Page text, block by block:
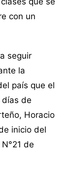
con un
seguir
la
país que el
días de
Horacio
inicio del
de